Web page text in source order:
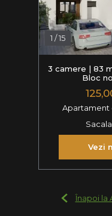
1 /15
3 camere | 83
Bloc
Apartament
Vezi
Înapoi la